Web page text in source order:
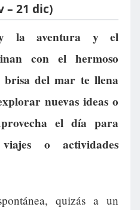
– 21 dic)
la aventura y el
con el hermoso
brisa del mar te llena
nuevas ideas o
el día para
o actividades
quizás a un